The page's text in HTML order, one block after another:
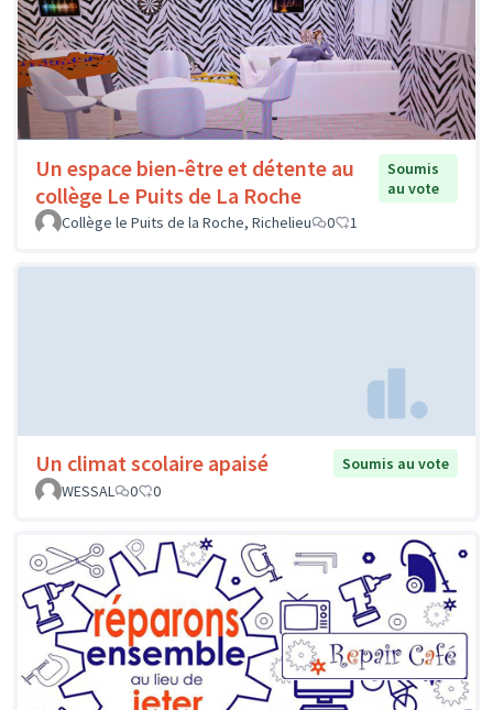
Un espace bien-être et détente au
collège Le Puits de La Roche
Soumis
au vote
Collège le Puits de la Roche, Richelieu
0 1
Un climat scolaire apaisé
Soumis au vote
WESSAL
0 0